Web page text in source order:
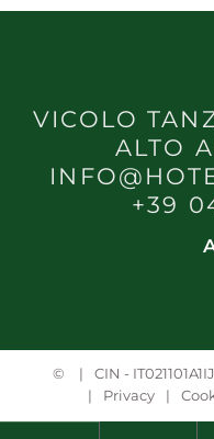
VICOLO
ALTO
+39
© CIN -
Privacy